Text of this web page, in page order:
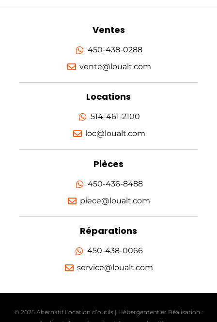
Ventes
450-438-0288
vente@loualt.com
Locations
514-461-2100
loc@loualt.com
Pièces
450-436-8488
piece@loualt.com
Réparations
450-438-0066
service@loualt.com
© 2025 Alternatif Location d’outils | Hébergement et Réalisation :